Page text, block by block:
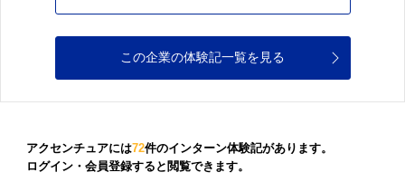
この企業の体験記一覧を見る
アクセンチュアには72件のインターン体験記があります。
ログイン・会員登録すると閲覧できます。